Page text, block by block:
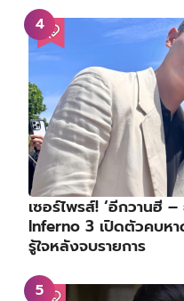
เซอร์ไพรส์! ‘อีกวานฮี
Inferno 3 เปิดตัวคบห
รู้ใจหลังจบรายการ